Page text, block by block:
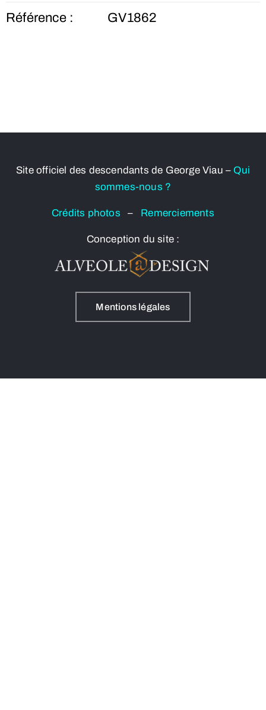
Référence : GV1862
Site officiel des descendants de George Viau – Qui
sommes-nous ?
Crédits photos– Remerciements
Conception du site :
Mentions légales